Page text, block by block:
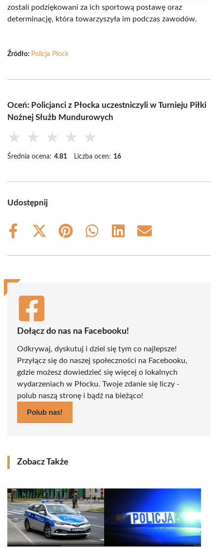
zostali podziękowani za ich sportową postawę oraz
determinację, która towarzyszyła im podczas zawodów.
Źródło: Policja Płock
Oceń: Policjanci z Płocka uczestniczyli w Turnieju Piłki
Nożnej Służb Mundurowych
★ ★ ★ ★ ★
Średnia ocena: 4.81 Liczba ocen: 16
Udostępnij
Share
Share
(Twitter)
Share
Share
Share
Share
Dołącz do nas na Facebooku!
Odkrywaj, dyskutuj i dziel się tym co najlepsze!
Przyłącz się do naszej społeczności na Facebooku,
gdzie możesz dowiedzieć się więcej o lokalnych
wydarzeniach w Płocku. Twoje zdanie się liczy -
polub naszą stronę i bądź na bieżąco!
Polub nas!
Zobacz Także